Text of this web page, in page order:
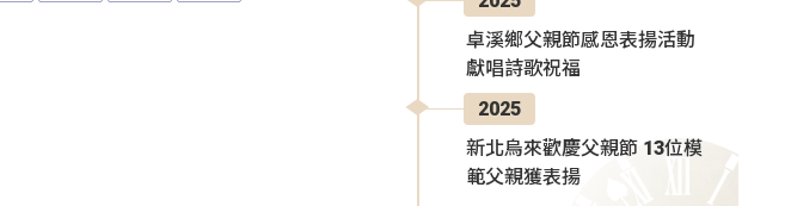
卓溪鄉父親節感恩表揚活動
獻唱詩歌祝福
2025
新北烏來歡慶父親節 13位模
範父親獲表揚